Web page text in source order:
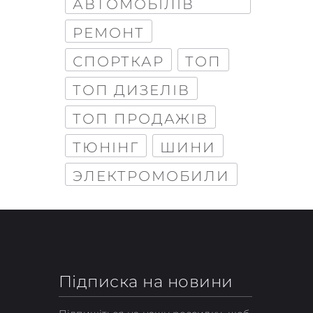
АВТОМОБІЛІВ
РЕМОНТ
СПОРТКАР
ТОП
ТОП ДИЗЕЛІВ
ТОП ПРОДАЖІВ
ТЮНІНГ
ШИНИ
ЭЛЕКТРОМОБИЛИ
Підписка на новини